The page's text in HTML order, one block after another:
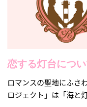
恋する灯台につ
ロマンスの聖地にふさ
ロジェクト」は「海と